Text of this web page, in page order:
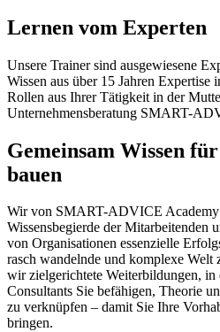
Lernen vom Experten
Unsere Trainer sind ausgewiesene
Wissen aus über 15 Jahren Expertise
Rollen aus Ihrer Tätigkeit in der
Unternehmensberatung SMART-
Gemeinsam Wissen
bauen
Wir von SMART-ADVICE Academy
Wissensbegierde der Mitarbeitenden
von Organisationen essenzielle
rasch wandelnde und komplexe Welt
wir zielgerichtete Weiterbildungen, in
Consultants Sie befähigen, Theorie
zu verknüpfen – damit Sie Ihre
bringen.